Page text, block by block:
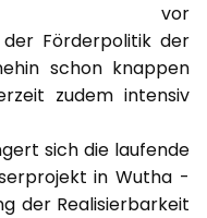
vor
der Förderpolitik der
schon knappen
zudem intensiv
sich die laufende
in Wutha -
der Realisierbarkeit